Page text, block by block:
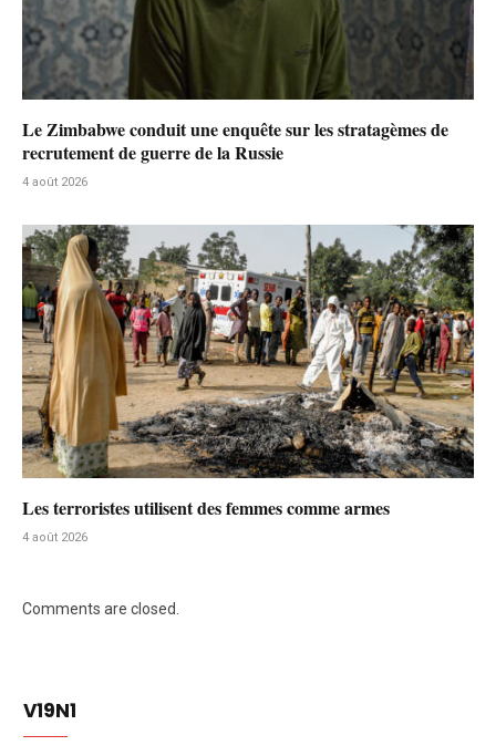
Le Zimbabwe conduit une enquête sur les stratagèmes de
recrutement de guerre de la Russie
4 août 2026
Les terroristes utilisent des femmes comme armes
4 août 2026
Comments are closed.
V19N1